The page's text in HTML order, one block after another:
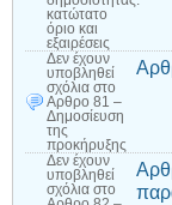
κατώτατο
όριο και
εξαιρέσεις
Δεν έχουν
υποβληθεί
σχόλια στο
Αρθρο 81 –
Δημοσίευση
της
προκήρυξης
Δεν έχουν
υποβληθεί
σχόλια στο